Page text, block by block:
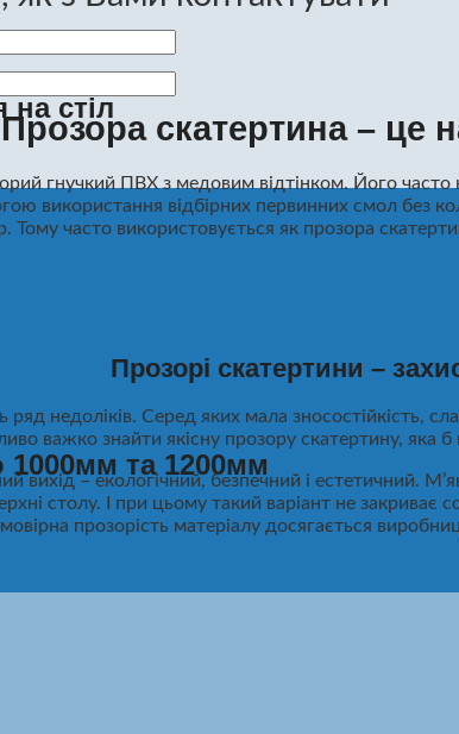
на стіл
та 1200мм
Прозора скатертина – це
гнучкий ПВХ з медовим відтінком. Його часто
використання відбірних первинних смол без
Тому часто використовується як прозора
Прозорі скатертини –
недоліків. Серед яких мала зносостійкість,
важко знайти якісну прозору скатертину, яка
вихід – екологічний, безпечний і естетичний.
столу. І при цьому такий варіант не
прозорість матеріалу досягається